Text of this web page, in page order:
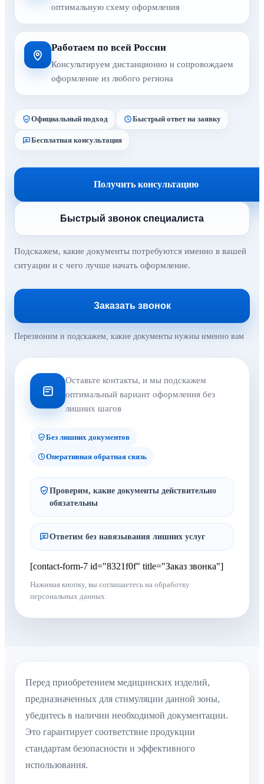
оптимальную схему оформления
Работаем по всей России
Консультируем дистанционно и сопровождаем
оформление из любого региона
Официальный подход Быстрый ответ на заявку
Бесплатная консультация
Получить консультацию
Быстрый звонок специалиста
Подскажем, какие документы потребуются именно в вашей
ситуации и с чего лучше начать оформление.
Заказать звонок
Перезвоним и подскажем, какие документы нужны именно вам
Оставьте контакты, и мы подскажем
оптимальный вариант оформления без
лишних шагов
Без лишних документов
Оперативная обратная связь
Проверим, какие документы действительно
обязательны
Ответим без навязывания лишних услуг
[contact-form-7 id="8321f0f" title="Заказ звонка"]
Нажимая кнопку, вы соглашаетесь на обработку
персональных данных.
Перед приобретением медицинских изделий,
предназначенных для стимуляции данной зоны,
убедитесь в наличии необходимой документации.
Это гарантирует соответствие продукции
стандартам безопасности и эффективного
использования.